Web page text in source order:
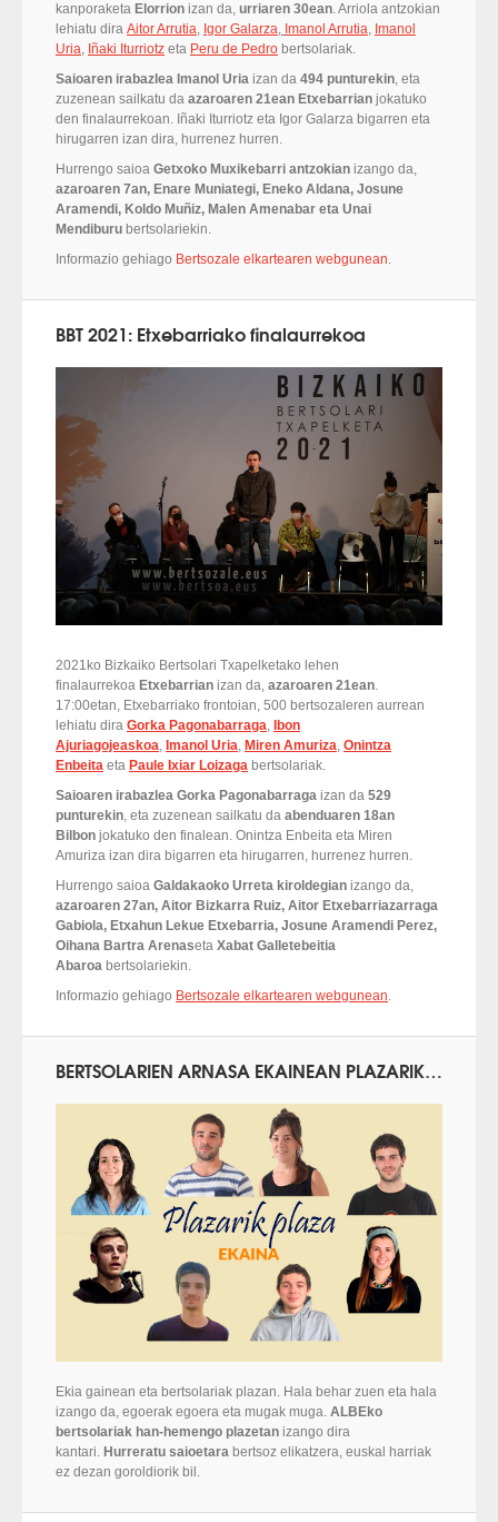
kanporaketa Elorrion izan da, urriaren 30ean. Arriola antzokian
lehiatu dira Aitor Arrutia, Igor Galarza, Imanol Arrutia, Imanol
Uria, Iñaki Iturriotz eta Peru de Pedro bertsolariak.
Saioaren irabazlea Imanol Uria izan da 494 punturekin, eta
zuzenean sailkatu da azaroaren 21ean Etxebarrian jokatuko
den finalaurrekoan. Iñaki Iturriotz eta Igor Galarza bigarren eta
hirugarren izan dira, hurrenez hurren.
Hurrengo saioa Getxoko Muxikebarri antzokian izango da,
azaroaren 7an, Enare Muniategi, Eneko Aldana, Josune
Aramendi, Koldo Muñiz, Malen Amenabar eta Unai
Mendiburu bertsolariekin.
Informazio gehiago Bertsozale elkartearen webgunean.
BBT 2021: Etxebarriako finalaurrekoa
2021ko Bizkaiko Bertsolari Txapelketako lehen
finalaurrekoa Etxebarrian izan da, azaroaren 21ean.
17:00etan, Etxebarriako frontoian, 500 bertsozaleren aurrean
lehiatu dira Gorka Pagonabarraga, Ibon
Ajuriagojeaskoa, Imanol Uria, Miren Amuriza, Onintza
Enbeita eta Paule Ixiar Loizaga bertsolariak.
Saioaren irabazlea Gorka Pagonabarraga izan da 529
punturekin, eta zuzenean sailkatu da abenduaren 18an
Bilbon jokatuko den finalean. Onintza Enbeita eta Miren
Amuriza izan dira bigarren eta hirugarren, hurrenez hurren.
Hurrengo saioa Galdakaoko Urreta kiroldegian izango da,
azaroaren 27an, Aitor Bizkarra Ruiz, Aitor Etxebarriazarraga
Gabiola, Etxahun Lekue Etxebarria, Josune Aramendi Perez,
Oihana Bartra Arenaseta Xabat Galletebeitia
Abaroa bertsolariekin.
Informazio gehiago Bertsozale elkartearen webgunean.
BERTSOLARIEN ARNASA EKAINEAN PLAZARIK PLAZA
Ekia gainean eta bertsolariak plazan. Hala behar zuen eta hala
izango da, egoerak egoera eta mugak muga. ALBEko
bertsolariak han-hemengo plazetan izango dira
kantari. Hurreratu saioetara bertsoz elikatzera, euskal harriak
ez dezan goroldiorik bil.